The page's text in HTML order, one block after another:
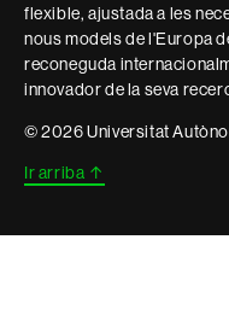
flexible, ajustada a les
nous models de l'Europa
reconeguda
innovador de la seva
© 2026 Universitat
Ir arriba ↑